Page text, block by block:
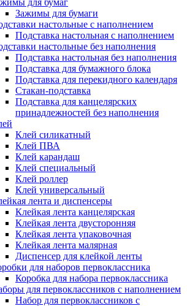
для бумаг
Зажимы для бумаги
настольные с наполнением
Подставка настольная с наполнением
настольные без наполнения
Подставка настольная без наполнения
Подставка для бумажного блока
Подставка для перекидного календаря
Стакан-подставка
Подставка для канцелярских
принадлежностей без наполнения
Клей силикатный
Клей ПВА
Клей карандаш
Клей специальный
Клей роллер
Клей универсальный
лента и диспенсеры
Клейкая лента канцелярская
Клейкая лента двусторонняя
Клейкая лента упаковочная
Клейкая лента малярная
Диспенсер для клейкой ленты
для наборов первоклассника
Коробка для набора первоклассника
для первоклассников с наполнением
Набор для первоклассников с